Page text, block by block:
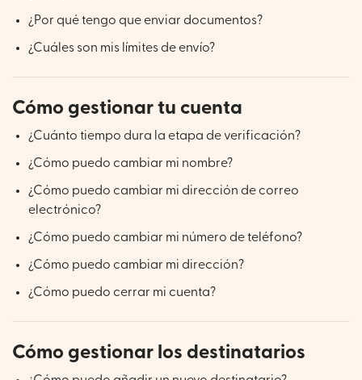
¿Por qué tengo que enviar documentos?
¿Cuáles son mis límites de envío?
Cómo gestionar tu cuenta
¿Cuánto tiempo dura la etapa de verificación?
¿Cómo puedo cambiar mi nombre?
¿Cómo puedo cambiar mi dirección de correo
electrónico?
¿Cómo puedo cambiar mi número de teléfono?
¿Cómo puedo cambiar mi dirección?
¿Cómo puedo cerrar mi cuenta?
Cómo gestionar los destinatarios